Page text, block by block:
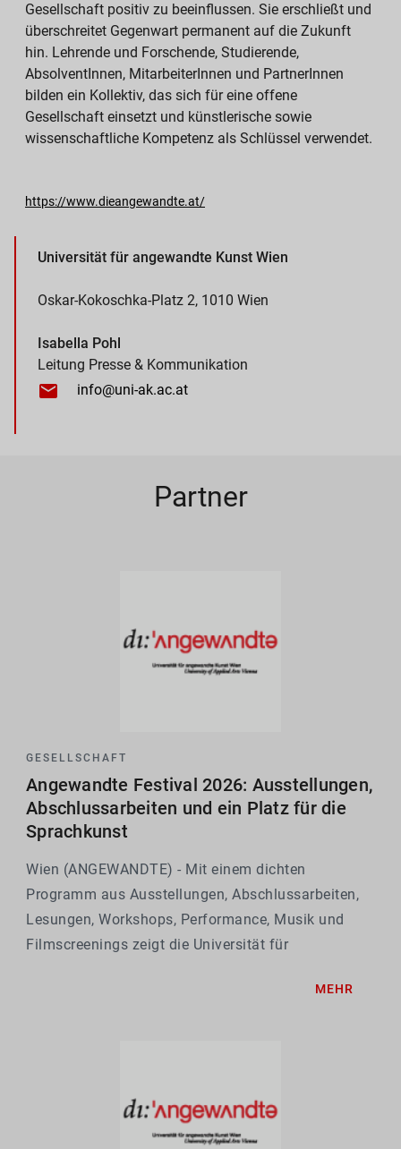
Gesellschaft positiv zu beeinflussen. Sie erschließt und
überschreitet Gegenwart permanent auf die Zukunft
hin. Lehrende und Forschende, Studierende,
AbsolventInnen, MitarbeiterInnen und PartnerInnen
bilden ein Kollektiv, das sich für eine offene
Gesellschaft einsetzt und künstlerische sowie
wissenschaftliche Kompetenz als Schlüssel verwendet.
https://www.dieangewandte.at/
Universität für angewandte Kunst Wien
Oskar-Kokoschka-Platz 2, 1010 Wien
Isabella Pohl
Leitung Presse & Kommunikation
info@uni-ak.ac.at
Partner
GESELLSCHAFT
Angewandte Festival 2026: Ausstellungen,
Abschlussarbeiten und ein Platz für die
Sprachkunst
Wien (ANGEWANDTE) - Mit einem dichten
Programm aus Ausstellungen, Abschlussarbeiten,
Lesungen, Workshops, Performance, Musik und
Filmscreenings zeigt die Universität für
künstlerische und wissenschaftliche Arbeiten der
MEHR